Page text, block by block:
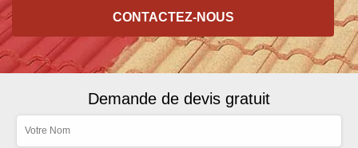
CONTACTEZ-NOUS
Demande de devis gratuit